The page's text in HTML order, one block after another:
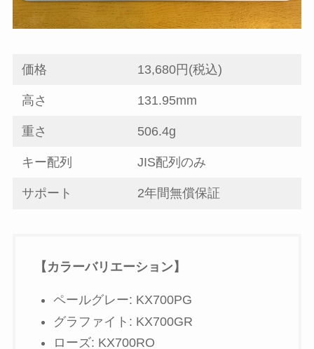
価格 13,680円(税込)
高さ 131.95mm
重さ 506.4g
キー配列 JIS配列のみ
サポート 2年間無償保証
【カラーバリエーション】
ペールグレー: KX700PG
グラファイト: KX700GR
ローズ: KX700RO